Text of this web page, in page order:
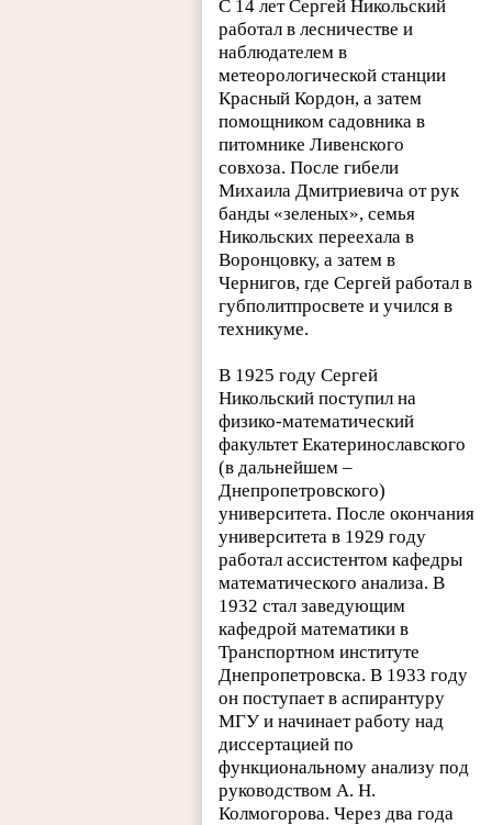
С 14 лет Сергей Никольский
работал в лесничестве и
наблюдателем в
метеорологической станции
Красный Кордон, а затем
помощником садовника в
питомнике Ливенского
совхоза. После гибели
Михаила Дмитриевича от рук
банды «зеленых», семья
Никольских переехала в
Воронцовку, а затем в
Чернигов, где Сергей работал в
губполитпросвете и учился в
техникуме.
В 1925 году Сергей
Никольский поступил на
физико-математический
факультет Екатеринославского
(в дальнейшем –
Днепропетровского)
университета. После окончания
университета в 1929 году
работал ассистентом кафедры
математического анализа. В
1932 стал заведующим
кафедрой математики в
Транспортном институте
Днепропетровска. В 1933 году
он поступает в аспирантуру
МГУ и начинает работу над
диссертацией по
функциональному анализу под
руководством А. Н.
Колмогорова. Через два года